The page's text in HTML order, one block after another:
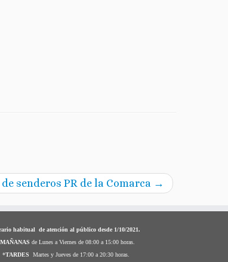
senderos PR de la Comarca →
habitual de atención al público desde 1/10/2021.
MAÑANAS de Lunes a Viernes de 08:00 a 15:00 horas.
*TARDES Martes y Jueves de 17:00 a 20:30 horas.